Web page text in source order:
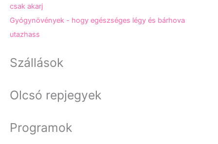
csak akarj
Gyógynövények - hogy egészséges légy és bárhova
utazhass
Szállások
Olcsó repjegyek
Programok